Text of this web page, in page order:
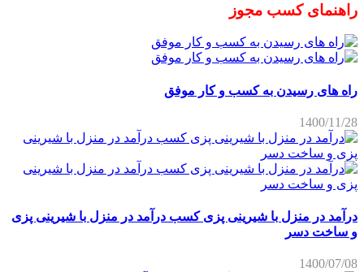
راهنمای کسب مجوز
راه های رسیدن به کسب و کار موفق
1400/11/28
درآمد در منزل با شیرینی پزی کسب درآمد در منزل با شیرینی پزی
و ساخت دسر
1400/07/08